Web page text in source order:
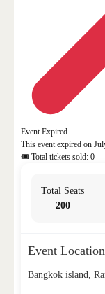
Event Expired
This event expired on
🎟 Total tickets sold: 0
Total Seats
200
Event Location
Bangkok island,